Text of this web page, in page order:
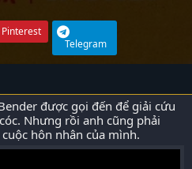
Pinterest
Telegram
được gọi đến để giải cứu
Nhưng rồi anh cũng phải
hôn nhân của mình.